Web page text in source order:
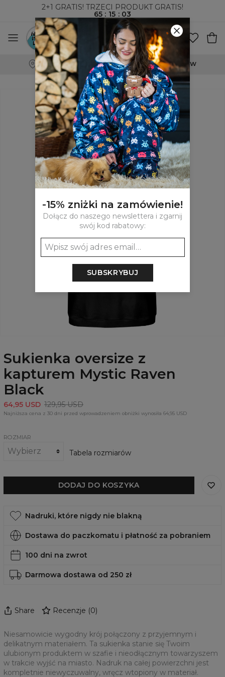
2+1 GRATIS! TRZECI PRODUKT GRATIS!
65: 15 : 02
WYSYŁKA ZA POBRANIEM I DO PACZKOMATÓW
Sukienka oversize z
kapturem Mystic Raven
Black
64,95 USD 129,95 USD
Najniższa cena z 30 dni przed wprowadzeniem obniżki wynosiła 64,95 USD
ROZMIAR
Tabela rozmiarów
DODAJ DO KOSZYKA
Nadruki, które nigdy nie blakną
Dostawa do paczkomatu i płatność za pobraniem
100 dni na zwrot
Darmowa dostawa od 250 zł
Share Recenzje (0)
Niesamowicie wygodny krój połączony z przyjemnym i
delikatnym materiałem. Ta sukienka stanie się Twoim
ulubionym produktem w szafie i nieodłącznym towarzyszem
w trakcie wyjść na miasto. Nadruk na całej powierzchni jest
kompletnie niewyczuwalny, wręcz wtopiony w materiał.
-15% zniżki na zamówienie!
Dołącz do naszego newslettera i zgarnij
swój kod rabatowy:
SUBSKRYBUJ